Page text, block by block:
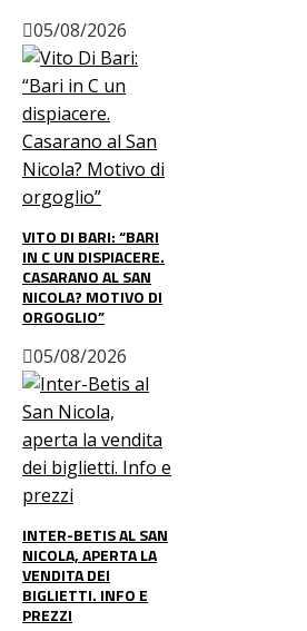
05/08/2026
VITO DI BARI: “BARI
IN C UN DISPIACERE.
CASARANO AL SAN
NICOLA? MOTIVO DI
ORGOGLIO”
05/08/2026
INTER-BETIS AL SAN
NICOLA, APERTA LA
VENDITA DEI
BIGLIETTI. INFO E
PREZZI